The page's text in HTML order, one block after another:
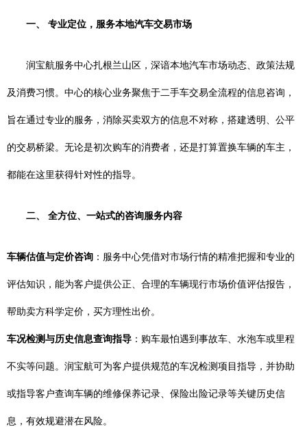
一、 专业定位，服务本地汽车交易市场
润宝航服务中心扎根兰山区，深谙本地汽车市场动态、政策法规
及消费习惯。中心的核心业务聚焦于二手车交易全流程的信息咨询，
旨在通过专业的服务，消除买卖双方的信息不对称，搭建透明、公平
的交易桥梁。无论是初次购车的消费者，还是打算置换车辆的车主，
都能在这里获得针对性的指导。
二、 全方位、一站式的咨询服务内容
车辆估值与定价咨询 ：服务中心凭借对市场行情的精准把握和专业的
评估知识，能为客户提供公正、合理的车辆现行市场价值评估报告，
帮助卖方科学定价，买方理性出价。
车况检测与历史信息查询指导 ：购车最怕遇到事故车、水泡车或里程
不实等问题。润宝航可为客户提供规范的车况检测项目指导，并协助
或指导客户查询车辆的维修保养记录、保险出险记录等关键历史信
息，有效规避潜在风险。